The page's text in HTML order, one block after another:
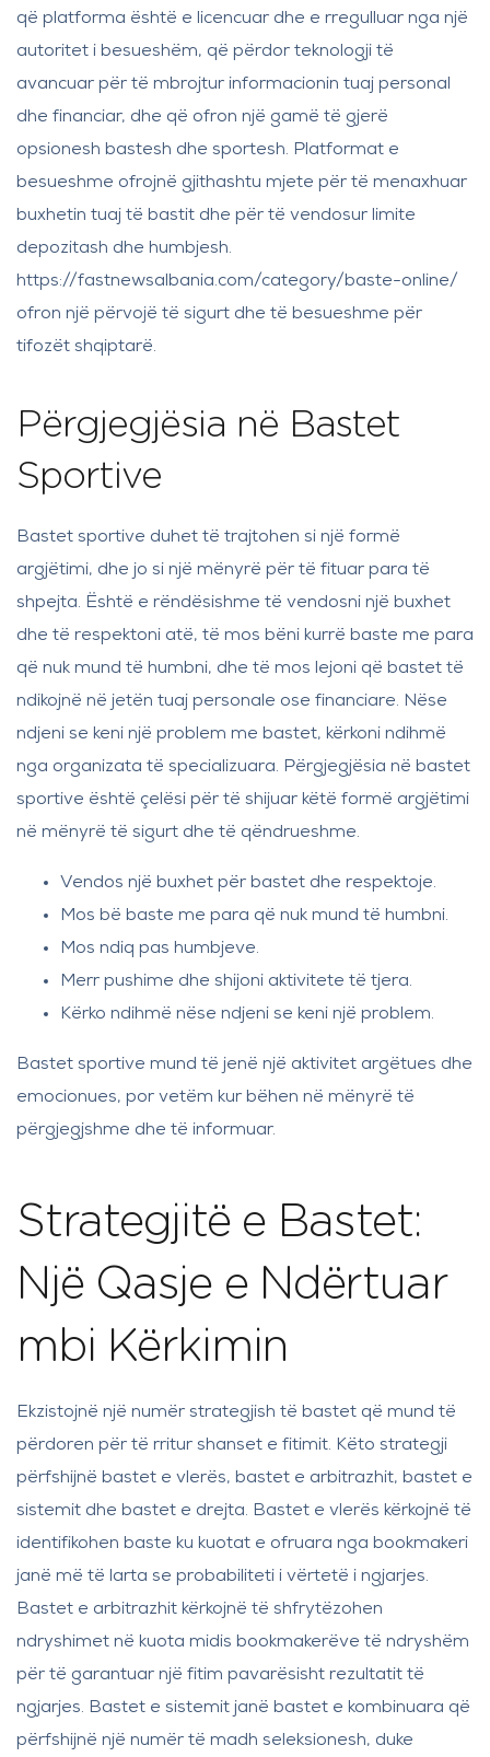
që platforma është e licencuar dhe e rregulluar nga një
autoritet i besueshëm, që përdor teknologji të
avancuar për të mbrojtur informacionin tuaj personal
dhe financiar, dhe që ofron një gamë të gjerë
opsionesh bastesh dhe sportesh. Platformat e
besueshme ofrojnë gjithashtu mjete për të menaxhuar
buxhetin tuaj të bastit dhe për të vendosur limite
depozitash dhe humbjesh.
https://fastnewsalbania.com/category/baste-online/
ofron një përvojë të sigurt dhe të besueshme për
tifozët shqiptarë.
Përgjegjësia në Bastet
Sportive
Bastet sportive duhet të trajtohen si një formë
argjëtimi, dhe jo si një mënyrë për të fituar para të
shpejta. Është e rëndësishme të vendosni një buxhet
dhe të respektoni atë, të mos bëni kurrë baste me para
që nuk mund të humbni, dhe të mos lejoni që bastet të
ndikojnë në jetën tuaj personale ose financiare. Nëse
ndjeni se keni një problem me bastet, kërkoni ndihmë
nga organizata të specializuara. Përgjegjësia në bastet
sportive është çelësi për të shijuar këtë formë argjëtimi
në mënyrë të sigurt dhe të qëndrueshme.
Vendos një buxhet për bastet dhe respektoje.
Mos bë baste me para që nuk mund të humbni.
Mos ndiq pas humbjeve.
Merr pushime dhe shijoni aktivitete të tjera.
Kërko ndihmë nëse ndjeni se keni një problem.
Bastet sportive mund të jenë një aktivitet argëtues dhe
emocionues, por vetëm kur bëhen në mënyrë të
përgjegjshme dhe të informuar.
Strategjitë e Bastet:
Një Qasje e Ndërtuar
mbi Kërkimin
Ekzistojnë një numër strategjish të bastet që mund të
përdoren për të rritur shanset e fitimit. Këto strategji
përfshijnë bastet e vlerës, bastet e arbitrazhit, bastet e
sistemit dhe bastet e drejta. Bastet e vlerës kërkojnë të
identifikohen baste ku kuotat e ofruara nga bookmakeri
janë më të larta se probabiliteti i vërtetë i ngjarjes.
Bastet e arbitrazhit kërkojnë të shfrytëzohen
ndryshimet në kuota midis bookmakerëve të ndryshëm
për të garantuar një fitim pavarësisht rezultatit të
ngjarjes. Bastet e sistemit janë bastet e kombinuara që
përfshijnë një numër të madh seleksionesh, duke